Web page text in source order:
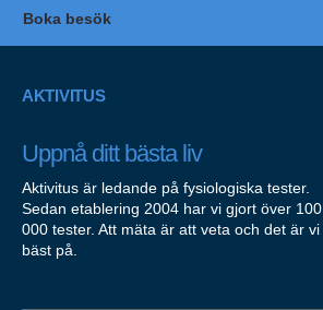
Boka besök
AKTIVITUS
Uppnå ditt bästa liv
Aktivitus är ledande på fysiologiska tester.
Sedan etablering 2004 har vi gjort över 100
000 tester. Att mäta är att veta och det är vi
bäst på.